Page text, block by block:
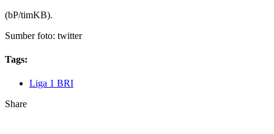
(bP/timKB).
Sumber foto: twitter
Tags:
Liga 1 BRI
Share